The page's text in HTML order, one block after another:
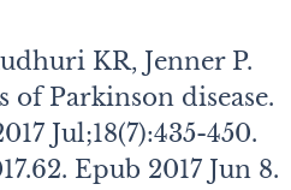
KR, Jenner P.
Parkinson disease.
Jul;18(7):435-450.
Epub 2017 Jun 8.